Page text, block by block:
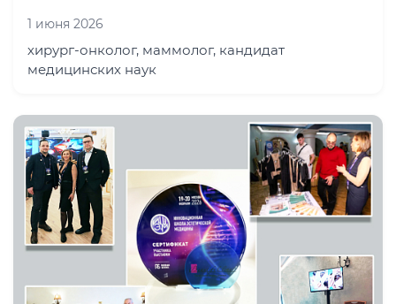
1 июня 2026
хирург-онколог, маммолог, кандидат
медицинских наук